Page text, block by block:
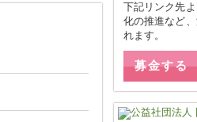
下記リンク先
化の推進など
れます。
募金する